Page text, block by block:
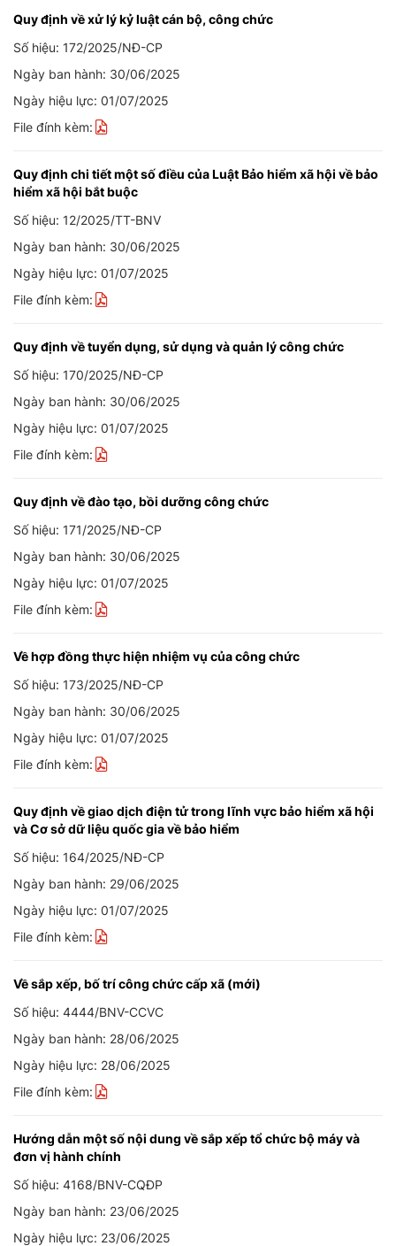
Quy định về xử lý kỷ luật cán bộ, công chức
Số hiệu: 172/2025/NĐ-CP
Ngày ban hành: 30/06/2025
Ngày hiệu lực: 01/07/2025
File đính kèm:
Quy định chi tiết một số điều của Luật Bảo hiểm xã hội về bảo
hiểm xã hội bắt buộc
Số hiệu: 12/2025/TT-BNV
Ngày ban hành: 30/06/2025
Ngày hiệu lực: 01/07/2025
File đính kèm:
Quy định về tuyển dụng, sử dụng và quản lý công chức
Số hiệu: 170/2025/NĐ-CP
Ngày ban hành: 30/06/2025
Ngày hiệu lực: 01/07/2025
File đính kèm:
Quy định về đào tạo, bồi dưỡng công chức
Số hiệu: 171/2025/NĐ-CP
Ngày ban hành: 30/06/2025
Ngày hiệu lực: 01/07/2025
File đính kèm:
Về hợp đồng thực hiện nhiệm vụ của công chức
Số hiệu: 173/2025/NĐ-CP
Ngày ban hành: 30/06/2025
Ngày hiệu lực: 01/07/2025
File đính kèm:
Quy định về giao dịch điện tử trong lĩnh vực bảo hiểm xã hội
và Cơ sở dữ liệu quốc gia về bảo hiểm
Số hiệu: 164/2025/NĐ-CP
Ngày ban hành: 29/06/2025
Ngày hiệu lực: 01/07/2025
File đính kèm:
Về sắp xếp, bố trí công chức cấp xã (mới)
Số hiệu: 4444/BNV-CCVC
Ngày ban hành: 28/06/2025
Ngày hiệu lực: 28/06/2025
File đính kèm:
Hướng dẫn một số nội dung về sắp xếp tổ chức bộ máy và
đơn vị hành chính
Số hiệu: 4168/BNV-CQĐP
Ngày ban hành: 23/06/2025
Ngày hiệu lực: 23/06/2025